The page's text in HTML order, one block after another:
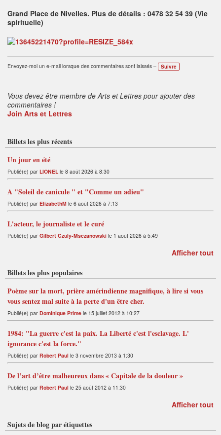
Grand Place de Nivelles. Plus de détails : 0478 32 54 39 (Vie
spirituelle)
Envoyez-moi un e-mail lorsque des commentaires sont laissés – Suivre
Vous devez être membre de Arts et Lettres pour ajouter des
commentaires !
Join Arts et Lettres
Billets les plus récents
Un jour en été
Publié(e) par LIONEL le 8 août 2026 à 8:30
A "Soleil de canicule " et "Comme un adieu"
Publié(e) par ElizabethM le 6 août 2026 à 7:13
L'acteur, le journaliste et le curé
Publié(e) par Gilbert Czuly-Msczanowski le 1 août 2026 à 5:49
Afficher tout
Billets les plus populaires
Poème sur la mort, prière amérindienne magnifique, à lire si vous
vous sentez mal suite à la perte d'un être cher.
Publié(e) par Dominique Prime le 15 juillet 2012 à 10:27
1984: "La guerre c'est la paix. La Liberté c'est l'esclavage. L'
ignorance c'est la force."
Publié(e) par Robert Paul le 3 novembre 2013 à 1:30
De l’art d’être malheureux dans « Capitale de la douleur »
Publié(e) par Robert Paul le 25 août 2012 à 11:30
Afficher tout
Sujets de blog par étiquettes